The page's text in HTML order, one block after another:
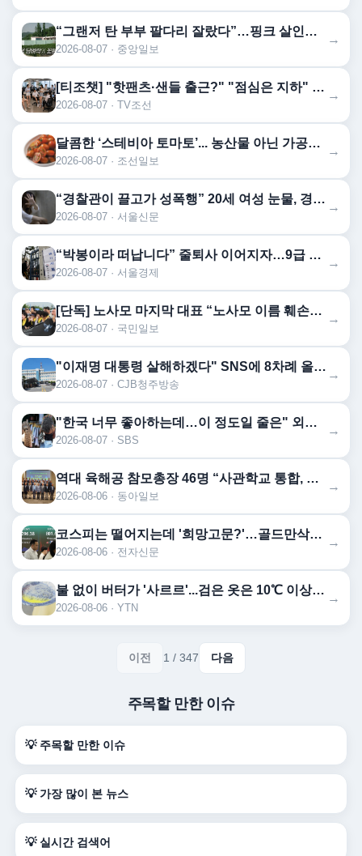
“그랜저 탄 부부 팔다리 잘랐다”…핑크 살인공장 충격 실체
2026-08-07 · 중앙일보
→
[티조챗] "핫팬츠·샌들 출근?" "점심은 지하" "재택을 허하라!"…폭염이 바꾼 직장인 문화
2026-08-07 · TV조선
→
달콤한 ‘스테비아 토마토’... 농산물 아닌 가공식품이었다
2026-08-07 · 조선일보
→
“경찰관이 끌고가 성폭행” 20세 여성 눈물, 경찰서 직원 78명 전원 직무정지… 파키스탄 역대급 사건 [월드픽]
2026-08-07 · 서울신문
→
“박봉이라 떠납니다” 줄퇴사 이어지자…9급 공무원 월급 300만원 시대 열린다
2026-08-07 · 서울경제
→
[단독] 노사모 마지막 대표 “노사모 이름 훼손말라”…정청래에 경고장
2026-08-07 · 국민일보
→
"이재명 대통령 살해하겠다" SNS에 8차례 올린 30대 회사원, 검찰 송치
2026-08-07 · CJB청주방송
→
"한국 너무 좋아하는데…이 정도일 줄은" 외국인도 깜짝
2026-08-07 · SBS
→
역대 육해공 참모총장 46명 “사관학교 통합, 진단과 처방 어긋나”
2026-08-06 · 동아일보
→
코스피는 떨어지는데 '희망고문?'…골드만삭스 “1만2000 간다” 근거는?
2026-08-06 · 전자신문
→
불 없이 버터가 '사르르'...검은 옷은 10℃ 이상 '후끈'
2026-08-06 · YTN
→
이전 1 / 347 다음
주목할 만한 이슈
💡 주목할 만한 이슈
💡 가장 많이 본 뉴스
💡 실시간 검색어